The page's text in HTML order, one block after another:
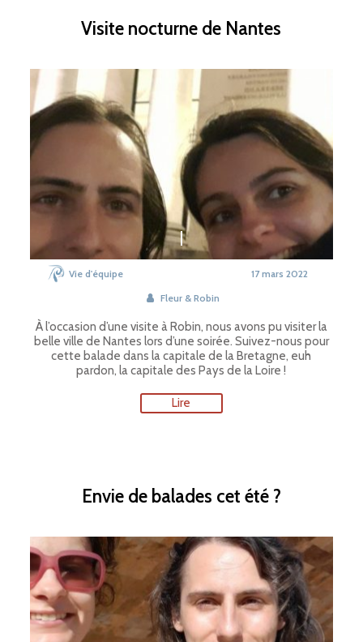
Visite nocturne de Nantes
Vie d'équipe
Fleur & Robin
17 mars 2022
À l’occasion d’une visite à Robin, nous avons pu visiter la
belle ville de Nantes lors d’une soirée. Suivez-nous pour
cette balade dans la capitale de la Bretagne, euh
pardon, la capitale des Pays de la Loire !
Lire
Envie de balades cet été ?